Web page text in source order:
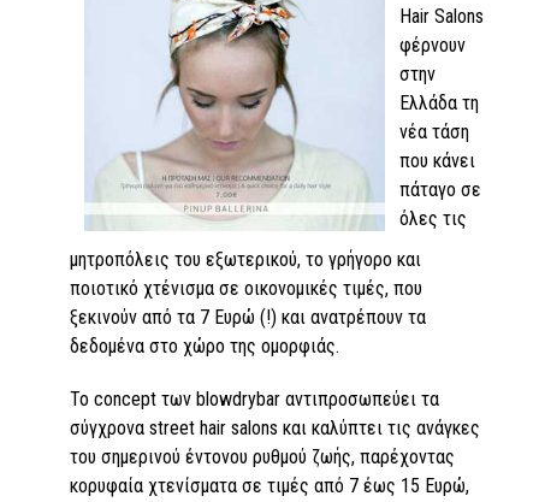
Hair Salons
φέρνουν
στην
Ελλάδα τη
νέα τάση
που κάνει
πάταγο σε
όλες τις
μητροπόλεις του εξωτερικού, το γρήγορο και
ποιοτικό χτένισμα σε οικονομικές τιμές, που
ξεκινούν από τα 7 Ευρώ (!) και ανατρέπουν τα
δεδομένα στο χώρο της ομορφιάς.
Το concept των blowdrybar αντιπροσωπεύει τα
σύγχρονα street hair salons και καλύπτει τις ανάγκες
του σημερινού έντονου ρυθμού ζωής, παρέχοντας
κορυφαία χτενίσματα σε τιμές από 7 έως 15 Ευρώ,